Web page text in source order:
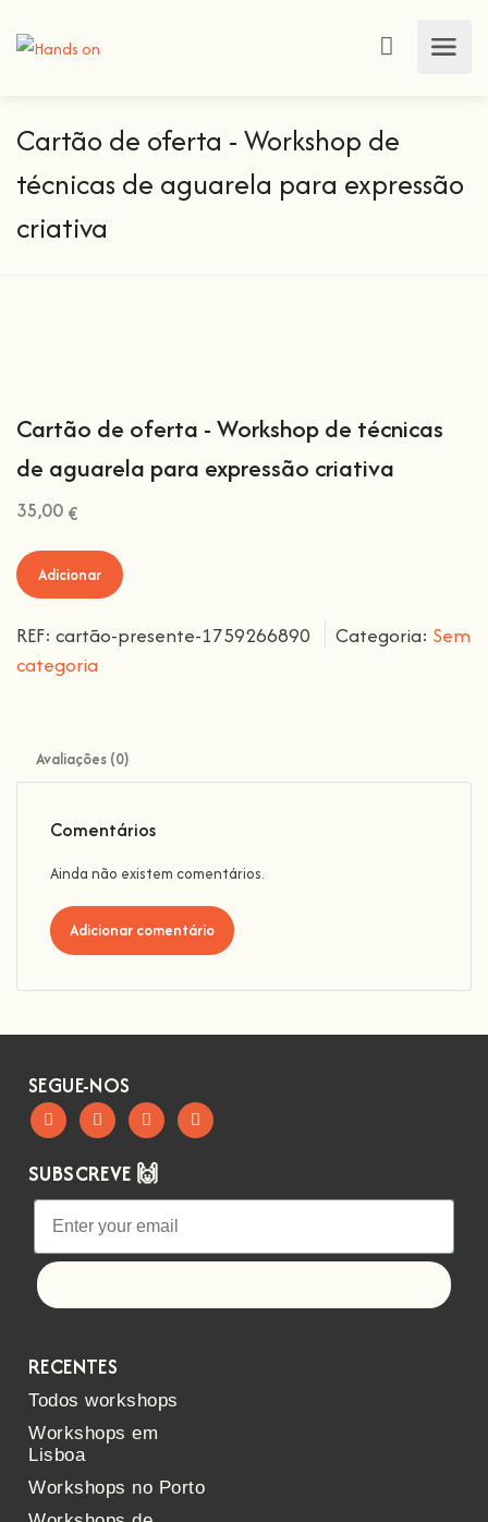
Cartão de oferta - Workshop de
técnicas de aguarela para expressão
criativa
Cartão de oferta - Workshop de técnicas
de aguarela para expressão criativa
35,00 €
Adicionar
REF: cartão-presente-1759266890 Categoria: Sem
categoria
Avaliações (0)
Comentários
Ainda não existem comentários.
Adicionar comentário
SEGUE-NOS
SUBSCREVE 🙌
RECENTES
Todos workshops
Workshops em
Lisboa
Workshops no Porto